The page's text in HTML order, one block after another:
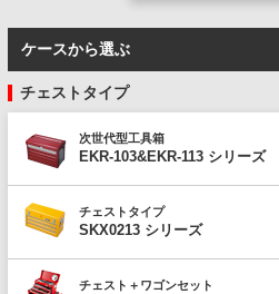
ケースから選ぶ
チェストタイプ
次世代型工具箱
EKR-103&EKR-113 シリーズ
チェストタイプ
SKX0213 シリーズ
チェスト＋ワゴンセット